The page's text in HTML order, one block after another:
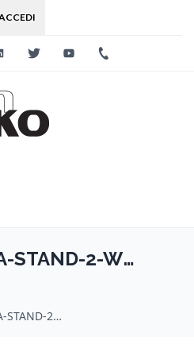
LinkedinTwitter Youtube
STAND-2-W
bianca
GPA-STAND-2-W Cover elasticizzata supporti altoparlanti 2 lati bianca